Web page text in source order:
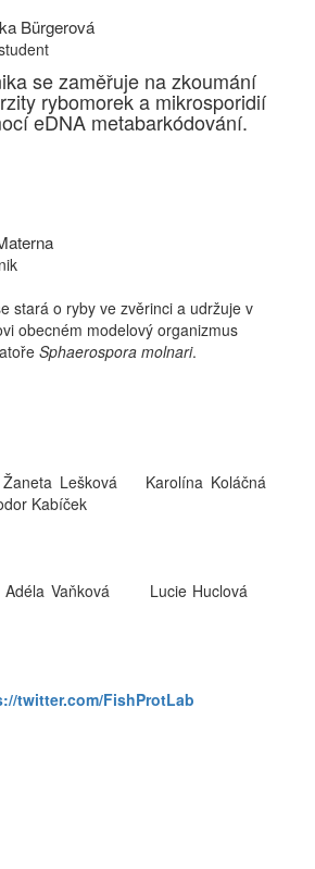
Bürgerová
se zaměřuje na zkoumání
rybomorek a mikrosporidií
eDNA metabarkódování.
stará o ryby ve zvěrinci a udržuje v
obecném modelový organizmus
Sphaerospora molnari.
Lešková Karolína Koláčná
Kabíček
Adéla Vaňková Lucie Huclová
twitter.com/FishProtLab